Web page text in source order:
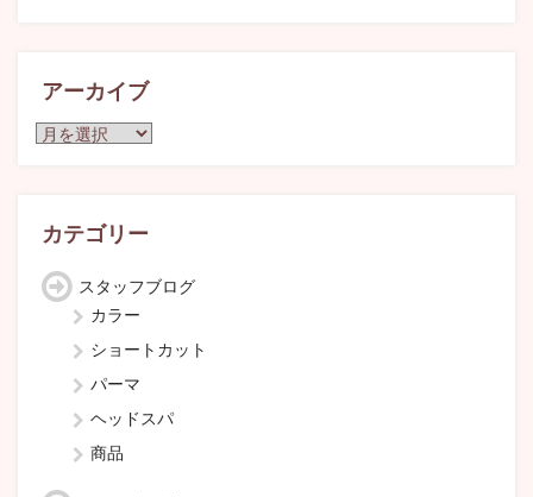
アーカイブ
ア
ブ
カテゴリー
スタッフブログ
カラー
ショートカット
パーマ
ヘッドスパ
商品